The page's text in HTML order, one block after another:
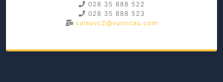
028 35 888 522
028 35 888 523
salesvc2@vuoncau.com